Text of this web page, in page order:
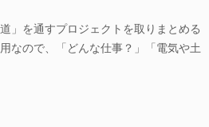
」を通すプロジェクトを取りまとめる
なので、「どんな仕事？」「電気や土